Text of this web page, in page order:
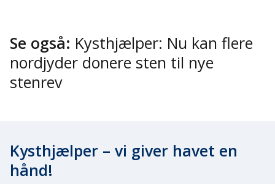
Se også: Kysthjælper: Nu kan flere
nordjyder donere sten til nye
stenrev
Kysthjælper – vi giver havet en
hånd!